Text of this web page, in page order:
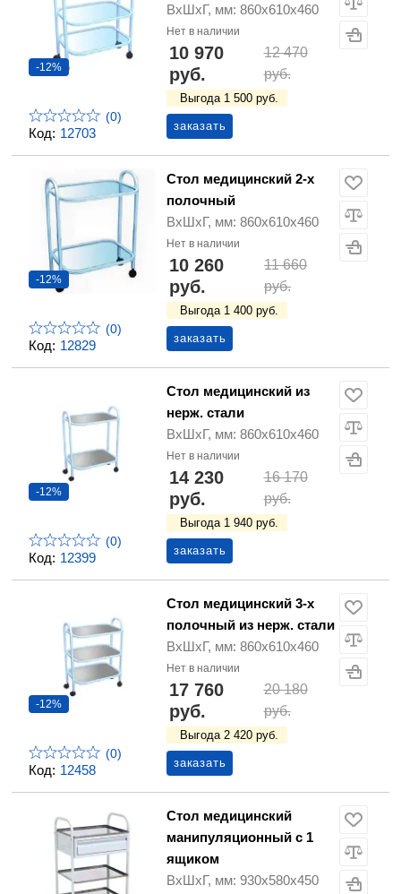
Код: 12703
-12%
(0)
ВхШхГ, мм: 860х610х460
Нет в наличии
10 970
руб.
12 470
руб.
Выгода 1 500 руб.
заказать
Код: 12829
-12%
(0)
Стол медицинский 2-х
полочный
ВхШхГ, мм: 860х610х460
Нет в наличии
10 260
руб.
11 660
руб.
Выгода 1 400 руб.
заказать
Код: 12399
-12%
(0)
Стол медицинский из
нерж. стали
ВхШхГ, мм: 860х610х460
Нет в наличии
14 230
руб.
16 170
руб.
Выгода 1 940 руб.
заказать
Код: 12458
-12%
(0)
Стол медицинский 3-х
полочный из нерж. стали
ВхШхГ, мм: 860х610х460
Нет в наличии
17 760
руб.
20 180
руб.
Выгода 2 420 руб.
заказать
Стол медицинский
манипуляционный c 1
ящиком
ВхШхГ, мм: 930х580х450